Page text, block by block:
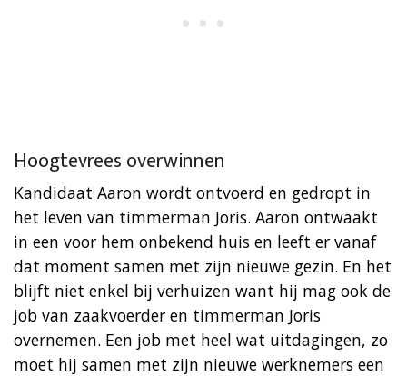
Hoogtevrees overwinnen
Kandidaat Aaron wordt ontvoerd en gedropt in
het leven van timmerman Joris. Aaron ontwaakt
in een voor hem onbekend huis en leeft er vanaf
dat moment samen met zijn nieuwe gezin. En het
blijft niet enkel bij verhuizen want hij mag ook de
job van zaakvoerder en timmerman Joris
overnemen. Een job met heel wat uitdagingen, zo
moet hij samen met zijn nieuwe werknemers een